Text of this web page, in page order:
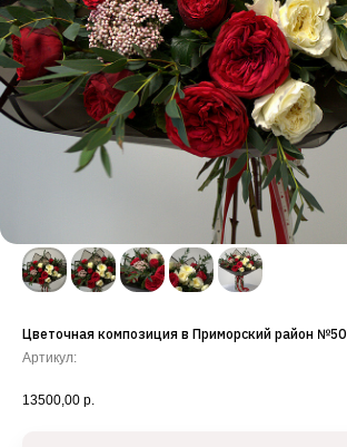
Цветочная композиция в Приморский район №50
Артикул:
13500,00 р.